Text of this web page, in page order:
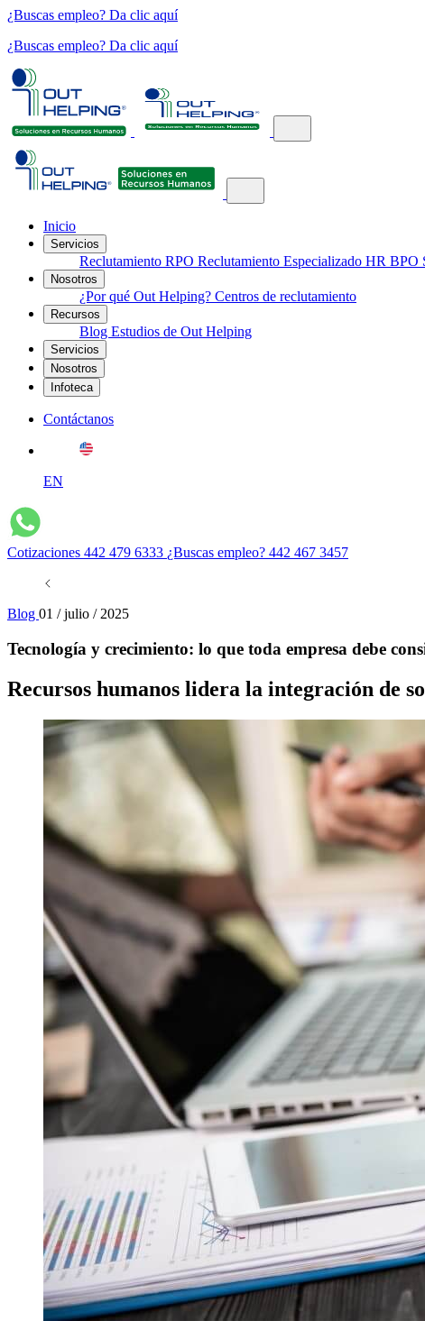
¿Buscas empleo? Da clic aquí
¿Buscas empleo? Da clic aquí
Inicio
Servicios
Reclutamiento RPO Reclutamiento Especializado HR BPO
Nosotros
¿Por qué Out Helping? Centros de reclutamiento
Recursos
Blog Estudios de Out Helping
Servicios
Nosotros
Infoteca
Contáctanos
EN
Cotizaciones 442 479 6333 ¿Buscas empleo? 442 467 3457
Blog 01 / julio / 2025
Tecnología y crecimiento: lo que toda empresa debe
Recursos humanos lidera la integración de